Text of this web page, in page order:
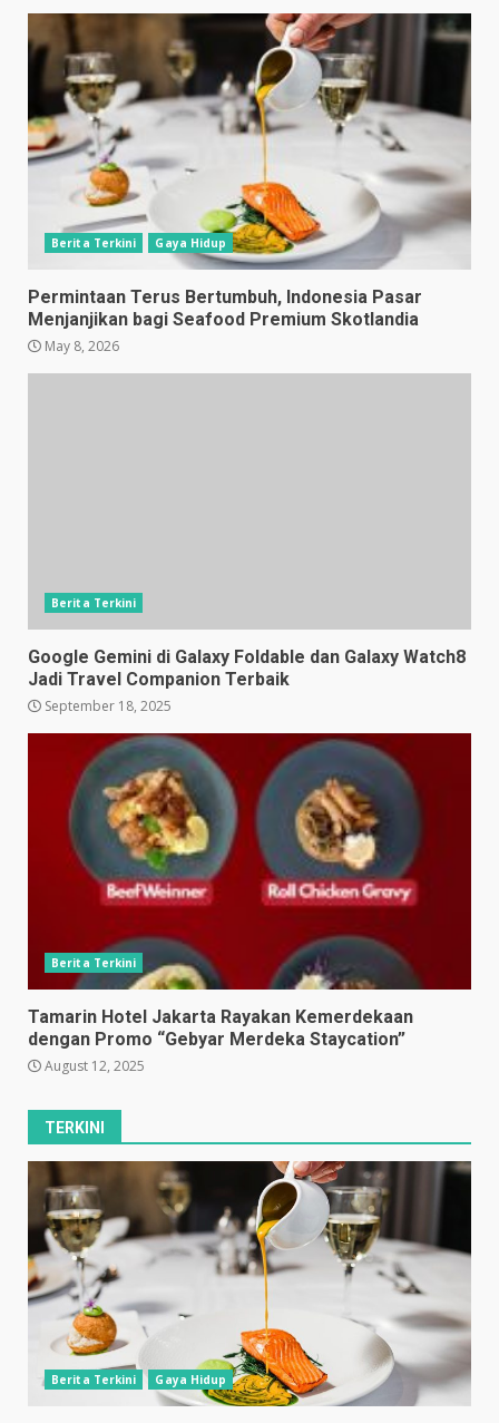
Berita Terkini Gaya Hidup
Permintaan Terus Bertumbuh, Indonesia Pasar
Menjanjikan bagi Seafood Premium Skotlandia
May 8, 2026
Berita Terkini
Google Gemini di Galaxy Foldable dan Galaxy Watch8
Jadi Travel Companion Terbaik
September 18, 2025
Berita Terkini
Tamarin Hotel Jakarta Rayakan Kemerdekaan
dengan Promo “Gebyar Merdeka Staycation”
August 12, 2025
TERKINI
Berita Terkini Gaya Hidup